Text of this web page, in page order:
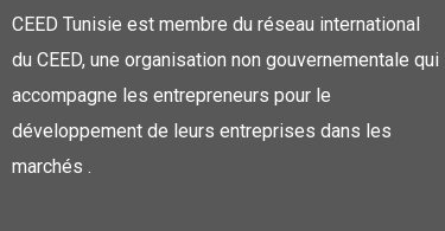
CEED Tunisie est membre du réseau international
du CEED, une organisation non gouvernementale qui
accompagne les entrepreneurs pour le
développement de leurs entreprises dans les
marchés .